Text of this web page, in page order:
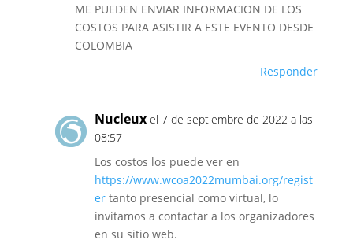
ME PUEDEN ENVIAR INFORMACION DE LOS
COSTOS PARA ASISTIR A ESTE EVENTO DESDE
COLOMBIA
Responder
Nucleux el 7 de septiembre de 2022 a las
08:57
Los costos los puede ver en
https://www.wcoa2022mumbai.org/regist
ertanto presencial como virtual, lo
invitamos a contactar a los organizadores
en su sitio web.